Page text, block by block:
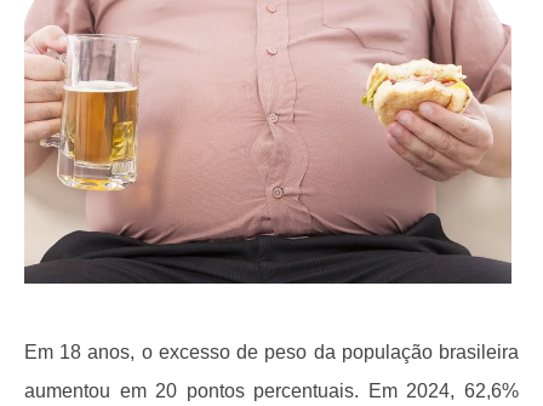
Em 18 anos, o excesso de peso da população brasileira
aumentou em 20 pontos percentuais. Em 2024, 62,6%